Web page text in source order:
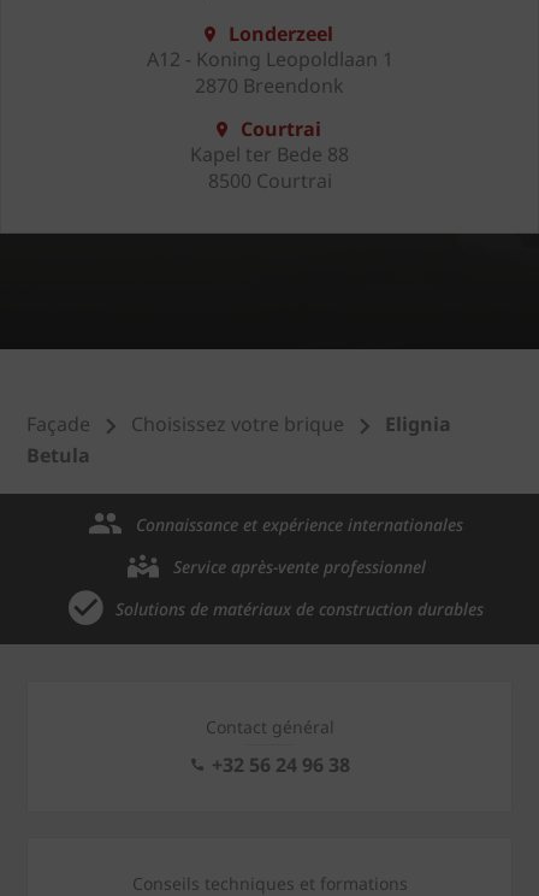
Londerzeel
A12 - Koning Leopoldlaan 1
2870 Breendonk
Courtrai
Kapel ter Bede 88
8500 Courtrai
Façade Choisissez votre brique
Elignia
Betula
Connaissance et expérience internationales
Service après-vente professionnel
Solutions de matériaux de construction durables
Contact général
+32 56 24 96 38
Conseils techniques et formations